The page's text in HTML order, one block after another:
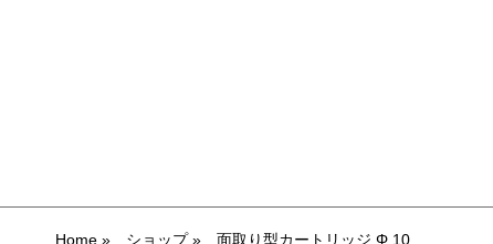
Home» ショップ» 面取り型カートリッジ Φ 10